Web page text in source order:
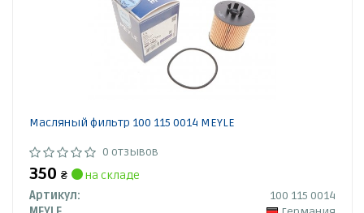
Масляный фильтр 100 115 0014 MEYLE
0 отзывов
350 ₴
на складе
Артикул:
100 115 0014